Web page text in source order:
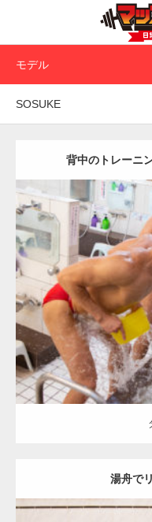
モデル
SOSUKE
背中のトレーニ
Category:筋肉銭湯2 その他
ダウンロード
湯舟で